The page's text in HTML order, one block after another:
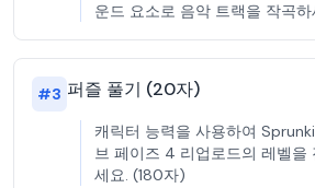
운드 요소로 음악 트랙을 작곡
#3 퍼즐 풀기 (20자)
캐릭터 능력을 사용하여
브 페이즈 4 리업로드의 레벨을
세요. (180자)